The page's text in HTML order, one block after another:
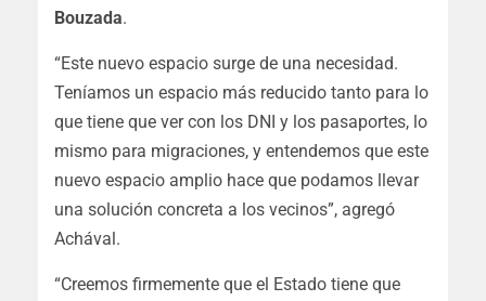
Bouzada.
“Este nuevo espacio surge de una necesidad.
Teníamos un espacio más reducido tanto para lo
que tiene que ver con los DNI y los pasaportes, lo
mismo para migraciones, y entendemos que este
nuevo espacio amplio hace que podamos llevar
una solución concreta a los vecinos”, agregó
Achával.
“Creemos firmemente que el Estado tiene que